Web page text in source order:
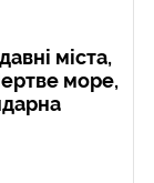
міста,
море,